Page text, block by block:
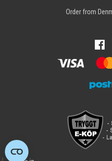
Order from